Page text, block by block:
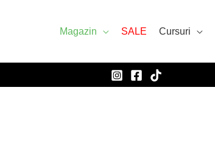
Magazin SALE Cursuri